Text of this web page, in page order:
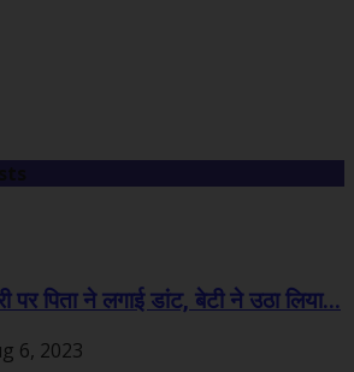
पर पिता ने लगाई डांट, बेटी ने उठा लिया...
6, 2023